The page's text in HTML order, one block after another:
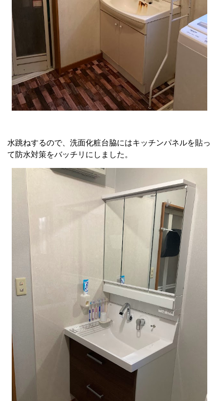
水跳ねするので、洗面化粧台脇にはキッチンパネルを貼っ
て防水対策をバッチリにしました。